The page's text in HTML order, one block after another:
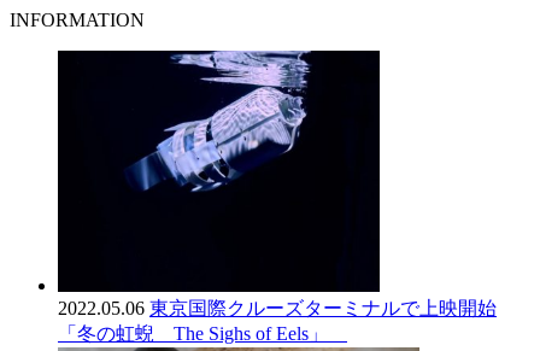
INFORMATION
2022.05.06 東京国際クルーズターミナルで上映開始
「冬の虹蜺 The Sighs of Eels」